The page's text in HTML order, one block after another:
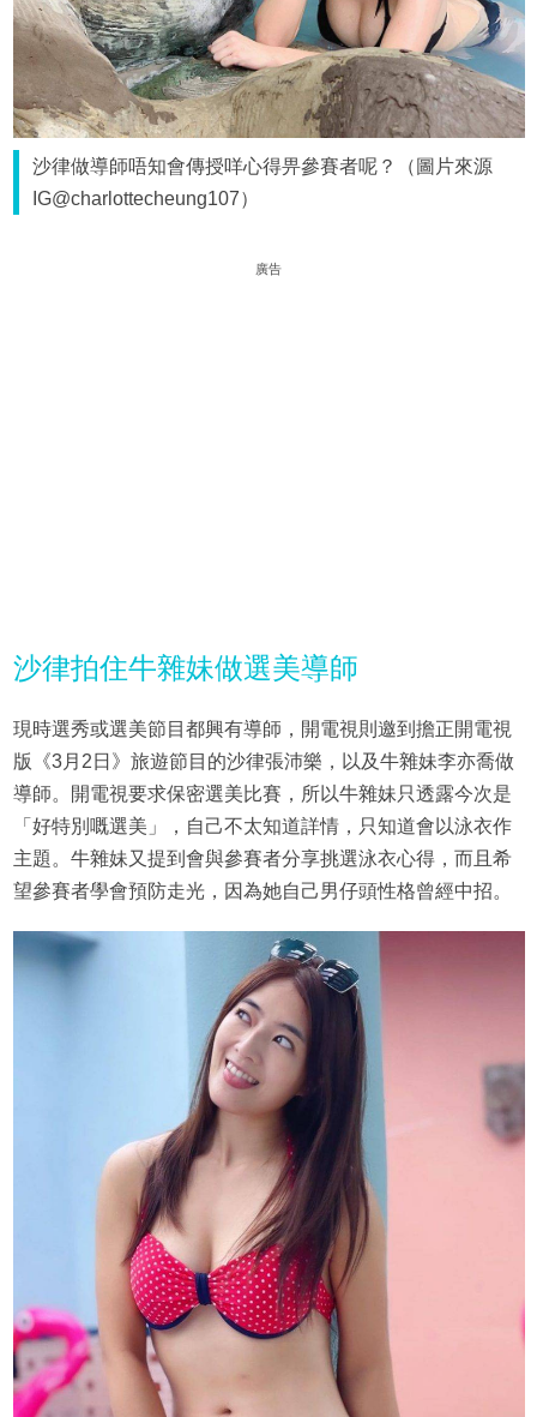
沙律做導師唔知會傳授咩心得畀參賽者呢？（圖片來源
IG@charlottecheung107）
廣告
沙律拍住牛雜妹做選美導師
現時選秀或選美節目都興有導師，開電視則邀到擔正開電視
版《3月2日》旅遊節目的沙律張沛樂，以及牛雜妹李亦喬做
導師。開電視要求保密選美比賽，所以牛雜妹只透露今次是
「好特別嘅選美」，自己不太知道詳情，只知道會以泳衣作
主題。牛雜妹又提到會與參賽者分享挑選泳衣心得，而且希
望參賽者學會預防走光，因為她自己男仔頭性格曾經中招。